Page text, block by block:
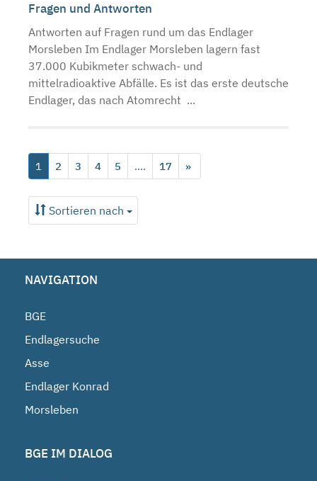
Fragen und Antworten
Antworten auf Fragen rund um das Endlager
Morsleben Im Endlager Morsleben lagern fast
37.000 Kubikmeter schwach- und
mittelradioaktive Abfälle. Es ist das erste deutsche
Endlager, das nach Atomrecht ...
1 2 3 4 5 .... 17 »
Sortieren nach
NAVIGATION
BGE
Endlagersuche
Asse
Endlager Konrad
Morsleben
BGE IM DIALOG